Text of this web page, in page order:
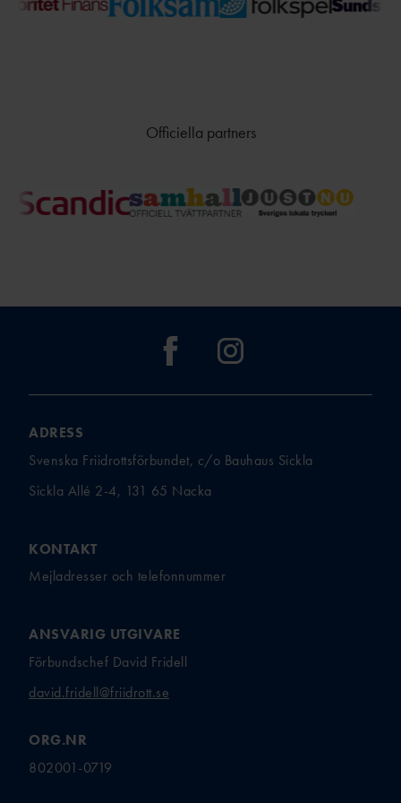
Officiella partners
ADRESS
Svenska Friidrottsförbundet, c/o Bauhaus Sickla
Sickla Allé 2-4, 131 65 Nacka
KONTAKT
Mejladresser och telefonnummer
ANSVARIG UTGIVARE
Förbundschef David Fridell
david.fridell@friidrott.se
ORG.NR
802001-0719